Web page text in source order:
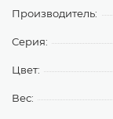
Производитель:
Серия:
Цвет:
Вес: